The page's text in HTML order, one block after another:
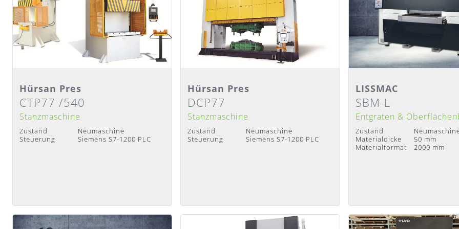
Detailansicht
Lieferzeit: Nach Absprache
Hürsan Pres
CTP77 /540
Stanzmaschine
Zustand
Neumaschine
Steuerung
Siemens S7-1200 PLC
Detailansicht
Lieferzeit:
Hürsan Pres
DCP77
Stanzmaschine
Zustand
Neumaschine
Steuerung
Siemens S7-1200 PLC
Detailansicht
Lieferzeit
LISSMAC
SBM-L
Entgraten &
Zustand
Materialdicke
50 mm
Materialformat
2000 mm